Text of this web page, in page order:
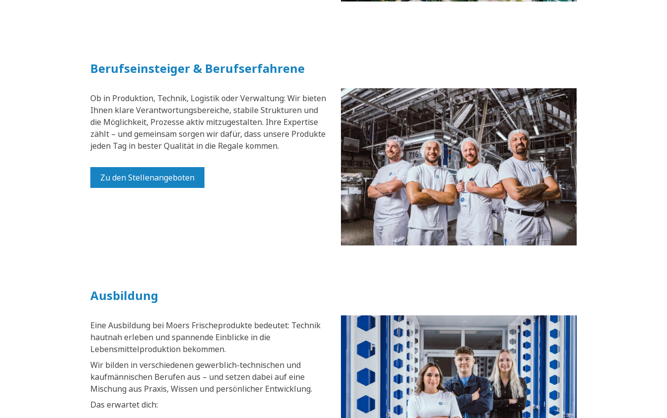
Berufseinsteiger & Berufserfahrene
Ob in Produktion, Technik, Logistik oder Verwaltung: Wir bieten
Ihnen klare Verantwortungsbereiche, stabile Strukturen und
die Möglichkeit, Prozesse aktiv mitzugestalten. Ihre Expertise
zählt – und gemeinsam sorgen wir dafür, dass unsere Produkte
jeden Tag in bester Qualität in die Regale kommen.
Zu den Stellenangeboten
Ausbildung
Eine Ausbildung bei Moers Frischeprodukte bedeutet: Technik
hautnah erleben und spannende Einblicke in die
Lebensmittelproduktion bekommen.
Wir bilden in verschiedenen gewerblich-technischen und
kaufmännischen Berufen aus – und setzen dabei auf eine
Mischung aus Praxis, Wissen und persönlicher Entwicklung.
Das erwartet dich: